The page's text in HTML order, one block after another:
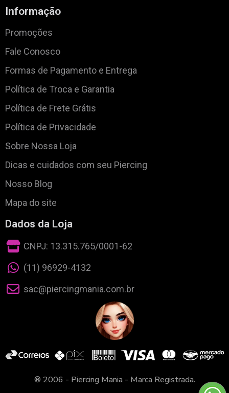
Informação
Promoções
Fale Conosco
Formas de Pagamento e Entrega
Política de Troca e Garantia
Política de Frete Grátis
Política de Privacidade
Sobre Nossa Loja
Dicas e cuidados com seu Piercing
Nosso Blog
Mapa do site
Dados da Loja
CNPJ: 13.315.765/0001-62
(11) 96929-4132
sac@piercingmania.com.br
® 2006 - Piercing Mania - Marca Registrada.